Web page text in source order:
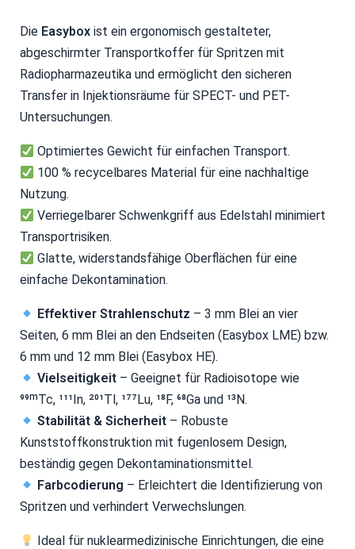
Die Easybox ist ein ergonomisch gestalteter,
abgeschirmter Transportkoffer für Spritzen mit
Radiopharmazeutika und ermöglicht den sicheren
Transfer in Injektionsräume für SPECT- und PET-
Untersuchungen.
Optimiertes Gewicht für einfachen Transport.
100 % recycelbares Material für eine nachhaltige
Nutzung.
Verriegelbarer Schwenkgriff aus Edelstahl minimiert
Transportrisiken.
Glatte, widerstandsfähige Oberflächen für eine
einfache Dekontamination.
Effektiver Strahlenschutz – 3 mm Blei an vier
Seiten, 6 mm Blei an den Endseiten (Easybox LME) bzw.
6 mm und 12 mm Blei (Easybox HE).
Vielseitigkeit – Geeignet für Radioisotope wie
⁹⁹ᵐTc, ¹¹¹In, ²⁰¹Tl, ¹⁷⁷Lu, ¹⁸F, ⁶⁸Ga und ¹³N.
Stabilität & Sicherheit – Robuste
Kunststoffkonstruktion mit fugenlosem Design,
beständig gegen Dekontaminationsmittel.
Farbcodierung – Erleichtert die Identifizierung von
Spritzen und verhindert Verwechslungen.
Ideal für nuklearmedizinische Einrichtungen, die eine